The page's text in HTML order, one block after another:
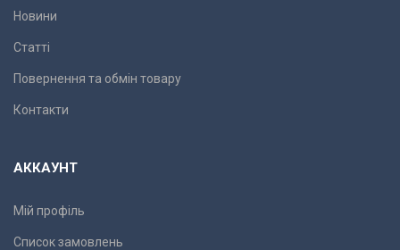
Новини
Статті
Повернення та обмін товару
Контакти
АККАУНТ
Мій профіль
Список замовлень